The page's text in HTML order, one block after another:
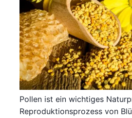
Pollen ist ein wichtiges
Reproduktionsprozess von